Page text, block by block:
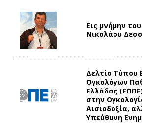
Εις μνήμην
Νικολάου
Δελτίο Τύπου
Ογκολόγων
Ελλάδας
στην
Αισιοδοξία,
Υπεύθυνη